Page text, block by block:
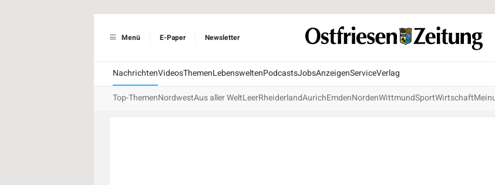
Menü E-Paper Newsletter
NachrichtenVideosThemenLebensweltenPodcastsJobsAnzeigenServiceVerlag
Top-ThemenNordwestAus aller WeltLeerRheiderlandAurichEmdenNordenWittmundSportWirtschaft